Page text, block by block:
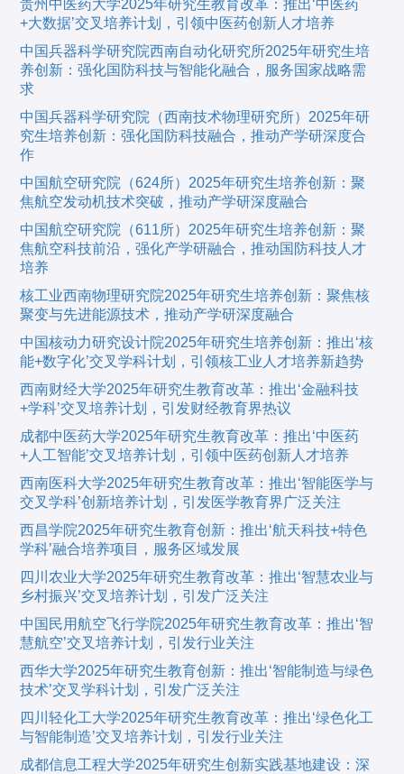
贵州中医药大学2025年研究生教育改革：推出‘中医药
+大数据’交叉培养计划，引领中医药创新人才培养
中国兵器科学研究院西南自动化研究所2025年研究生培
养创新：强化国防科技与智能化融合，服务国家战略需
求
中国兵器科学研究院（西南技术物理研究所）2025年研
究生培养创新：强化国防科技融合，推动产学研深度合
作
中国航空研究院（624所）2025年研究生培养创新：聚
焦航空发动机技术突破，推动产学研深度融合
中国航空研究院（611所）2025年研究生培养创新：聚
焦航空科技前沿，强化产学研融合，推动国防科技人才
培养
核工业西南物理研究院2025年研究生培养创新：聚焦核
聚变与先进能源技术，推动产学研深度融合
中国核动力研究设计院2025年研究生培养创新：推出‘核
能+数字化’交叉学科计划，引领核工业人才培养新趋势
西南财经大学2025年研究生教育改革：推出‘金融科技
+学科’交叉培养计划，引发财经教育界热议
成都中医药大学2025年研究生教育改革：推出‘中医药
+人工智能’交叉培养计划，引领中医药创新人才培养
西南医科大学2025年研究生教育改革：推出‘智能医学与
交叉学科’创新培养计划，引发医学教育界广泛关注
西昌学院2025年研究生教育创新：推出‘航天科技+特色
学科’融合培养项目，服务区域发展
四川农业大学2025年研究生教育改革：推出‘智慧农业与
乡村振兴’交叉培养计划，引发广泛关注
中国民用航空飞行学院2025年研究生教育改革：推出‘智
慧航空’交叉培养计划，引发行业关注
西华大学2025年研究生教育创新：推出‘智能制造与绿色
技术’交叉学科计划，引发广泛关注
四川轻化工大学2025年研究生教育改革：推出‘绿色化工
与智能制造’交叉培养计划，引发行业关注
成都信息工程大学2025年研究生创新实践基地建设：深